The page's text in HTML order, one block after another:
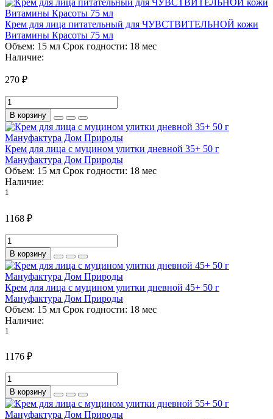
Крем для лица питательный для ЧУВСТВИТЕЛЬНОЙ кожи
Витамины Красоты 75 мл
Объем: 15 мл Срок годности: 18 мес
Наличие:
270 ₽
В корзину
Крем для лица с муцином улитки дневной 35+ 50 г
Мануфактура Дом Природы
Объем: 15 мл Срок годности: 18 мес
Наличие:
1
1168 ₽
В корзину
Крем для лица с муцином улитки дневной 45+ 50 г
Мануфактура Дом Природы
Объем: 15 мл Срок годности: 18 мес
Наличие:
1
1176 ₽
В корзину